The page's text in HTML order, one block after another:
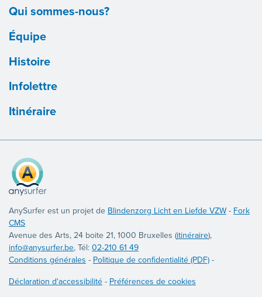
Qui sommes-nous?
Équipe
Histoire
Infolettre
Itinéraire
AnySurfer est un projet de Blindenzorg Licht en Liefde VZW - Fork
CMS
Avenue des Arts, 24 boite 21, 1000 Bruxelles (itinéraire),
info@anysurfer.be, Tél: 02-210 61 49
Conditions générales - Politique de confidentialité (PDF) -
Déclaration d'accessibilité - Préférences de cookies